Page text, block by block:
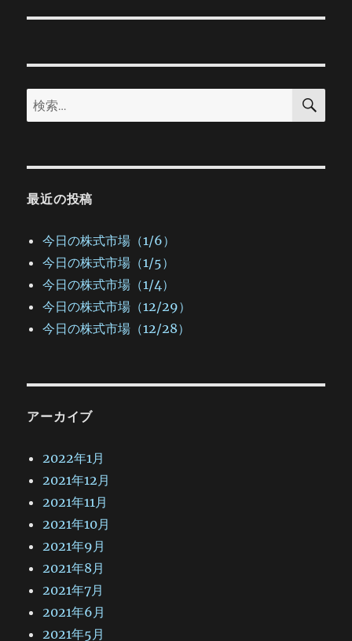
ー
ン
投
検
索:
検
最近の投稿
今日の株式市場（1/6）
今日の株式市場（1/5）
今日の株式市場（1/4）
今日の株式市場（12/29）
今日の株式市場（12/28）
アーカイブ
2022年1月
2021年12月
2021年11月
2021年10月
2021年9月
2021年8月
2021年7月
2021年6月
2021年5月